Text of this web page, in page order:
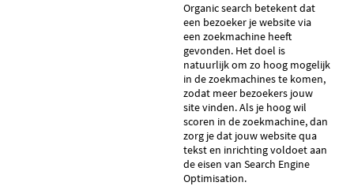
Organic search betekent dat
een bezoeker je website via
een zoekmachine heeft
gevonden. Het doel is
natuurlijk om zo hoog mogelijk
in de zoekmachines te komen,
zodat meer bezoekers jouw
site vinden. Als je hoog wil
scoren in de zoekmachine, dan
zorg je dat jouw website qua
tekst en inrichting voldoet aan
de eisen van Search Engine
Optimisation.